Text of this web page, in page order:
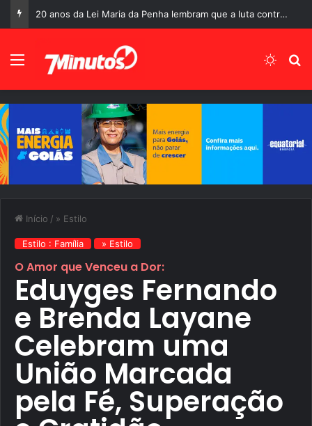
O último ato da maior estrela de Hollywood:
Menu
Início / » Estilo
Estilo : Família » Estilo
O Amor que Venceu a Dor:
Eduyges Fernando
e Brenda Layane
Celebram uma
União Marcada
pela Fé, Superação